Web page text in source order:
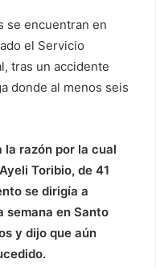
se encuentran en
el Servicio
tras un accidente
donde al menos seis
la razón por la cual
Toribio, de 41
se dirigía a
semana en Santo
y dijo que aún